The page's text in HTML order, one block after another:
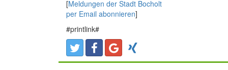
[Meldungen der Stadt Bocholt
per Email abonnieren]
#printlink#